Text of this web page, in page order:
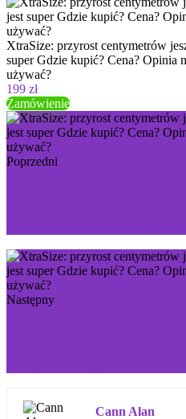
XtraSize: przyrost centymetrów
super Gdzie kupić? Cena? Opinia
używać?
199 zł
Zamówienie
Poprzedni
Następny
Cann Alan